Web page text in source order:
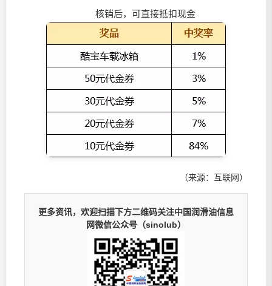
核销后，可直接抵扣现金
（来源：互联网）
更多资讯，欢迎扫描下方二维码关注中国润滑油信息
网微信公众号（sinolub）